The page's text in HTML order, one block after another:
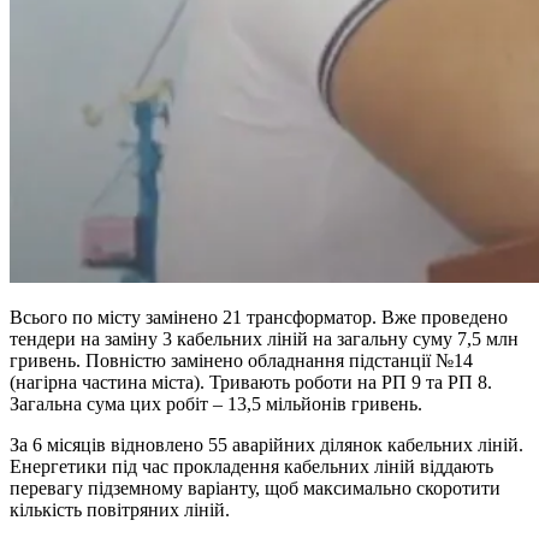
Всього по місту замінено 21 трансформатор. Вже проведено
тендери на заміну 3 кабельних ліній на загальну суму 7,5 млн
гривень. Повністю замінено обладнання підстанції №14
(нагірна частина міста). Тривають роботи на РП 9 та РП 8.
Загальна сума цих робіт – 13,5 мільйонів гривень.
За 6 місяців відновлено 55 аварійних ділянок кабельних ліній.
Енергетики під час прокладення кабельних ліній віддають
перевагу підземному варіанту, щоб максимально скоротити
кількість повітряних ліній.